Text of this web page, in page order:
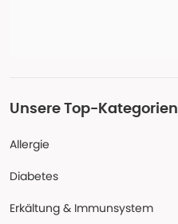
Unsere Top-Kategorien
Allergie
Diabetes
Erkältung & Immunsystem